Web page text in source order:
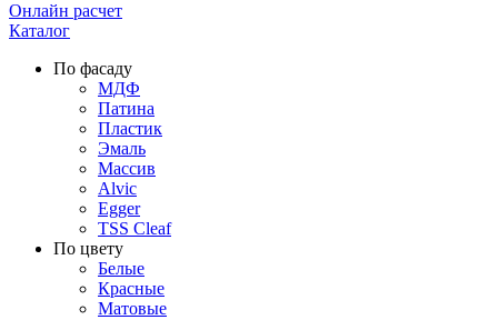
Онлайн расчет
Каталог
По фасаду
МДФ
Патина
Пластик
Эмаль
Массив
Alvic
Egger
TSS Cleaf
По цвету
Белые
Красные
Матовые